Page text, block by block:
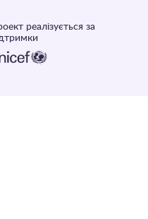
реалізується за